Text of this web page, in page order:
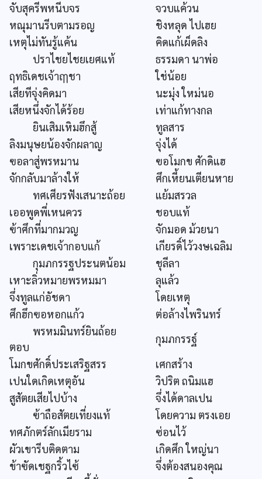
จับสุครีพหนีบจร
จวบแค้วน
หณุมานรีบตามรอญ
ชิงหลุด ไปเฮย
เหตุไม่ทันรู้แค้น
คิดแก้เผ็ดลิง
ปราไชยไชยเยศแท้
ธรรมดา นาพ่อ
ฤทธิเดชเจ้าฤๅชา
ใช่น้อย
เสียทีจุ่งคิดมา
นะมุ่ง ใหม่นอ
เสียหนึ่งจักได้ร้อย
เท่าแก้ทางกล
ยินเสิมเหิมฮึกสู้
ทูลสาร
ลิงมนุษยน้องจักผลาญ
จุ่งได้
ฃอลาสู่พรหมาน
ฃอโมกข ศักดิแฮ
จักกลับมาล้างให้
ศึกเหี้ยนเตียนหาย
ทศเศียรฟังเสนาะถ้อย
แย้มสรวล
เออพูดพี่เหนควร
ชอบแท้
ฃ้าศึกที่มากมวญ
จักมอด ม้วยนา
เพราะเดชเจ้ากอบแก้
เกียรดิ์ไว้วงษเฉลิม
กุมภกรรฐประนตน้อม
ชุลีลา
เหาะลิ่วหมายพรหมมา
ลุแล้ว
จึ่งทูลแก่อัชดา
โดยเหตุ
ศึกฮึกฃอหอกแก้ว
ต่อล้างไพรินทร์
พรหมมินทร์ยินถ้อย
ตอบ
กุมภกรรฐ์
โมกขศักดิ์ประเสริฐสรร
เศกสร้าง
เปนใดเกิดเหตุอัน
วิปริต ถนิมแฮ
สูสัตยเสียไปบ้าง
จึ่งได้ดาลเปน
ฃ้าถือสัตยเที่ยงแท้
โดยความ ตรงเอย
ทศภักตร์ลักเมียราม
ซ่อนไว้
ผัวเขารีบติดตาม
เกิดศึก ใหญ่นา
ข้าฃัดเชฐกริ้วไซ้
จึ่งต้องสนองคุณ